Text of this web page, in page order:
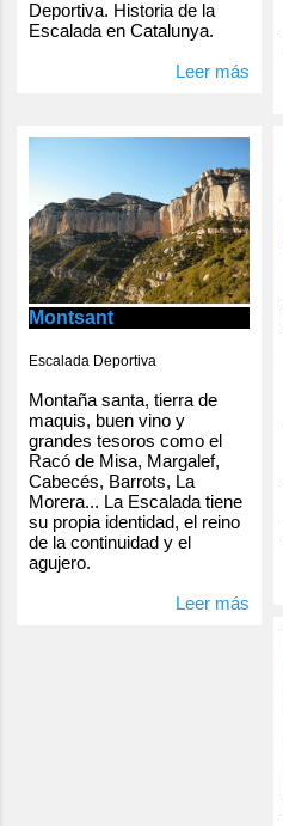
Deportiva. Historia de la
Escalada en Catalunya.
Leer más
Montsant
Escalada Deportiva
Montaña santa, tierra de
maquis, buen vino y
grandes tesoros como el
Racó de Misa, Margalef,
Cabecés, Barrots, La
Morera... La Escalada tiene
su propia identidad, el reino
de la continuidad y el
agujero.
Leer más